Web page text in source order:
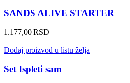
SANDS ALIVE STARTER
1.177,00 RSD
Dodaj proizvod u listu želja
Set Ispleti sam